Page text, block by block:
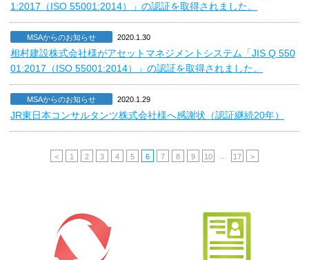
1:2017（ISO 55001:2014）」の認証を取得されました。
MSAからのお知らせ 2020.1.30
相村建設株式会社様がアセットマネジメントシステム「JIS Q 550
01:2017（ISO 55001:2014）」の認証を取得されました。
MSAからのお知らせ 2020.1.29
JR東日本コンサルタンツ株式会社様へ感謝状（認証継続20年）
< 1 2 3 4 5 6 7 8 9 10 17 >